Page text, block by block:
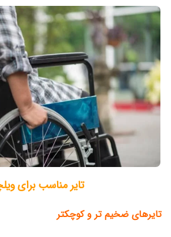
تایر مناسب برای
تایرهای ضخیم تر و کوچکتر